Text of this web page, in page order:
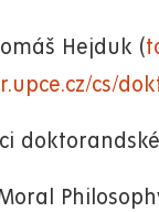
Hejduk (
cs/